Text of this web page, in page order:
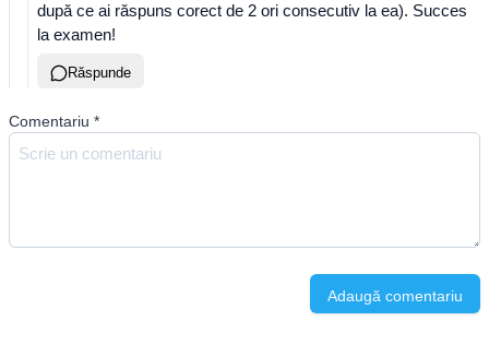
după ce ai răspuns corect de 2 ori consecutiv la ea). Succes
la examen!
Răspunde
Comentariu *
Adaugă comentariu